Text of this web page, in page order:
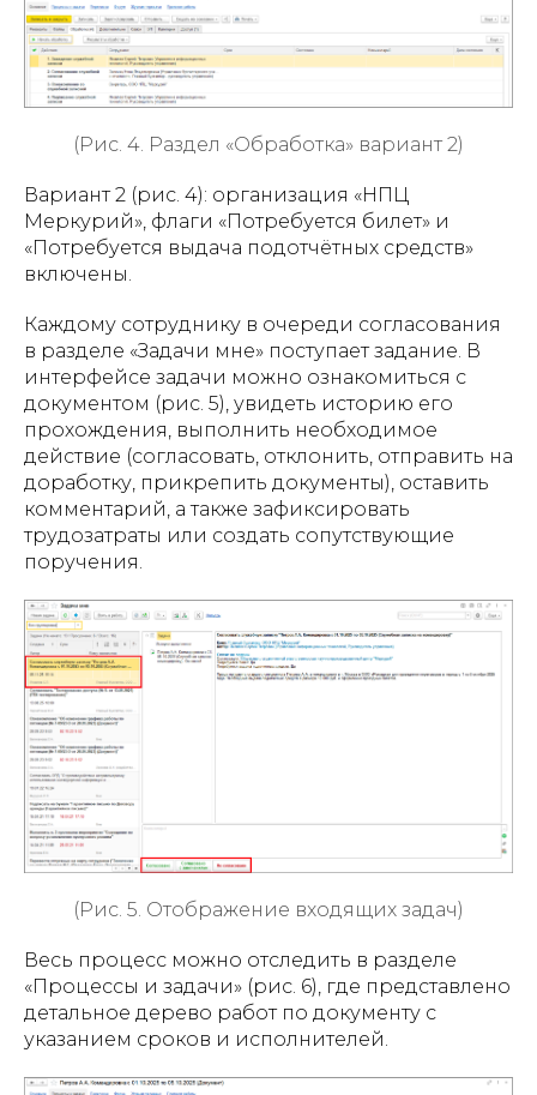
(Рис. 4. Раздел «Обработка» вариант 2)
Вариант 2 (рис. 4): организация «НПЦ
Меркурий», флаги «Потребуется билет» и
«Потребуется выдача подотчётных средств»
включены.
Каждому сотруднику в очереди согласования
в разделе «Задачи мне» поступает задание. В
интерфейсе задачи можно ознакомиться с
документом (рис. 5), увидеть историю его
прохождения, выполнить необходимое
действие (согласовать, отклонить, отправить на
доработку, прикрепить документы), оставить
комментарий, а также зафиксировать
трудозатраты или создать сопутствующие
поручения.
(Рис. 5. Отображение входящих задач)
Весь процесс можно отследить в разделе
«Процессы и задачи» (рис. 6), где представлено
детальное дерево работ по документу с
указанием сроков и исполнителей.